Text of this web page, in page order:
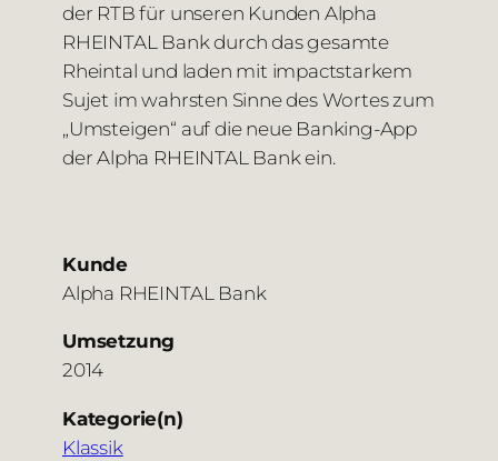
der RTB für unseren Kunden Alpha
RHEINTAL Bank durch das gesamte
Rheintal und laden mit impactstarkem
Sujet im wahrsten Sinne des Wortes zum
„Umsteigen“ auf die neue Banking-App
der Alpha RHEINTAL Bank ein.
Kunde
Alpha RHEINTAL Bank
Umsetzung
2014
Kategorie(n)
Klassik